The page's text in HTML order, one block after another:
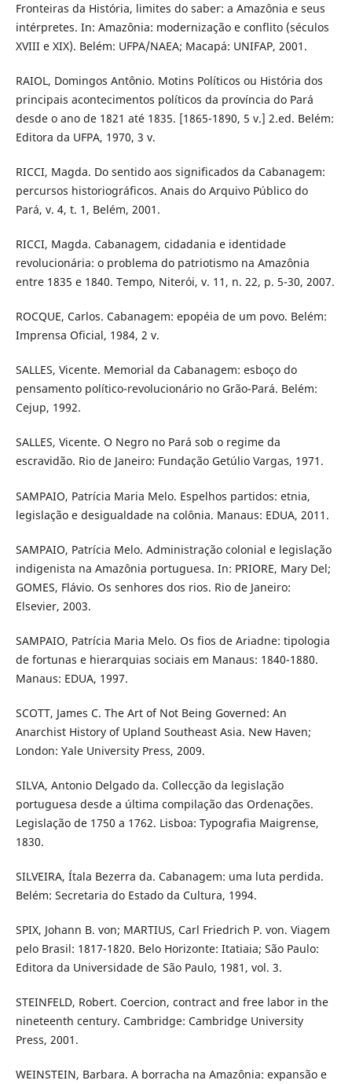
Fronteiras da História, limites do saber: a Amazônia e seus
intérpretes. In: Amazônia: modernização e conflito (séculos
XVIII e XIX). Belém: UFPA/NAEA; Macapá: UNIFAP, 2001.
RAIOL, Domingos Antônio. Motins Políticos ou História dos
principais acontecimentos políticos da província do Pará
desde o ano de 1821 até 1835. [1865-1890, 5 v.] 2.ed. Belém:
Editora da UFPA, 1970, 3 v.
RICCI, Magda. Do sentido aos significados da Cabanagem:
percursos historiográficos. Anais do Arquivo Público do
Pará, v. 4, t. 1, Belém, 2001.
RICCI, Magda. Cabanagem, cidadania e identidade
revolucionária: o problema do patriotismo na Amazônia
entre 1835 e 1840. Tempo, Niterói, v. 11, n. 22, p. 5-30, 2007.
ROCQUE, Carlos. Cabanagem: epopéia de um povo. Belém:
Imprensa Oficial, 1984, 2 v.
SALLES, Vicente. Memorial da Cabanagem: esboço do
pensamento político-revolucionário no Grão-Pará. Belém:
Cejup, 1992.
SALLES, Vicente. O Negro no Pará sob o regime da
escravidão. Rio de Janeiro: Fundação Getúlio Vargas, 1971.
SAMPAIO, Patrícia Maria Melo. Espelhos partidos: etnia,
legislação e desigualdade na colônia. Manaus: EDUA, 2011.
SAMPAIO, Patrícia Melo. Administração colonial e legislação
indigenista na Amazônia portuguesa. In: PRIORE, Mary Del;
GOMES, Flávio. Os senhores dos rios. Rio de Janeiro:
Elsevier, 2003.
SAMPAIO, Patrícia Maria Melo. Os fios de Ariadne: tipologia
de fortunas e hierarquias sociais em Manaus: 1840-1880.
Manaus: EDUA, 1997.
SCOTT, James C. The Art of Not Being Governed: An
Anarchist History of Upland Southeast Asia. New Haven;
London: Yale University Press, 2009.
SILVA, Antonio Delgado da. Collecção da legislação
portuguesa desde a última compilação das Ordenações.
Legislação de 1750 a 1762. Lisboa: Typografia Maigrense,
1830.
SILVEIRA, Ítala Bezerra da. Cabanagem: uma luta perdida.
Belém: Secretaria do Estado da Cultura, 1994.
SPIX, Johann B. von; MARTIUS, Carl Friedrich P. von. Viagem
pelo Brasil: 1817-1820. Belo Horizonte: Itatiaia; São Paulo:
Editora da Universidade de São Paulo, 1981, vol. 3.
STEINFELD, Robert. Coercion, contract and free labor in the
nineteenth century. Cambridge: Cambridge University
Press, 2001.
WEINSTEIN, Barbara. A borracha na Amazônia: expansão e